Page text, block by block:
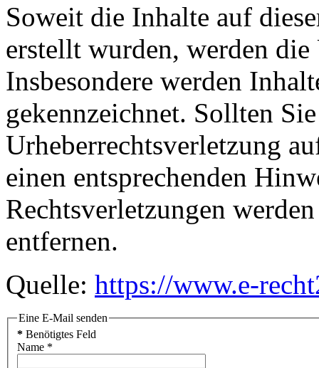
Soweit die Inhalte auf
erstellt wurden, werden
Insbesondere werden
gekennzeichnet. Sollten
Urheberrechtsverletzung
einen entsprechenden
Rechtsverletzungen
entfernen.
Quelle: https://www.e-
Eine E-Mail senden
* Benötigtes Feld
Name *